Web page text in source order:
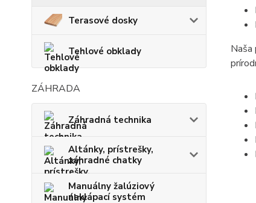
Terasové dosky
Tehlové obklady
ZÁHRADA
Záhradná technika
Altánky, prístrešky,
záhradné chatky
Manuálny žalúziový
naklápací systém
Naša